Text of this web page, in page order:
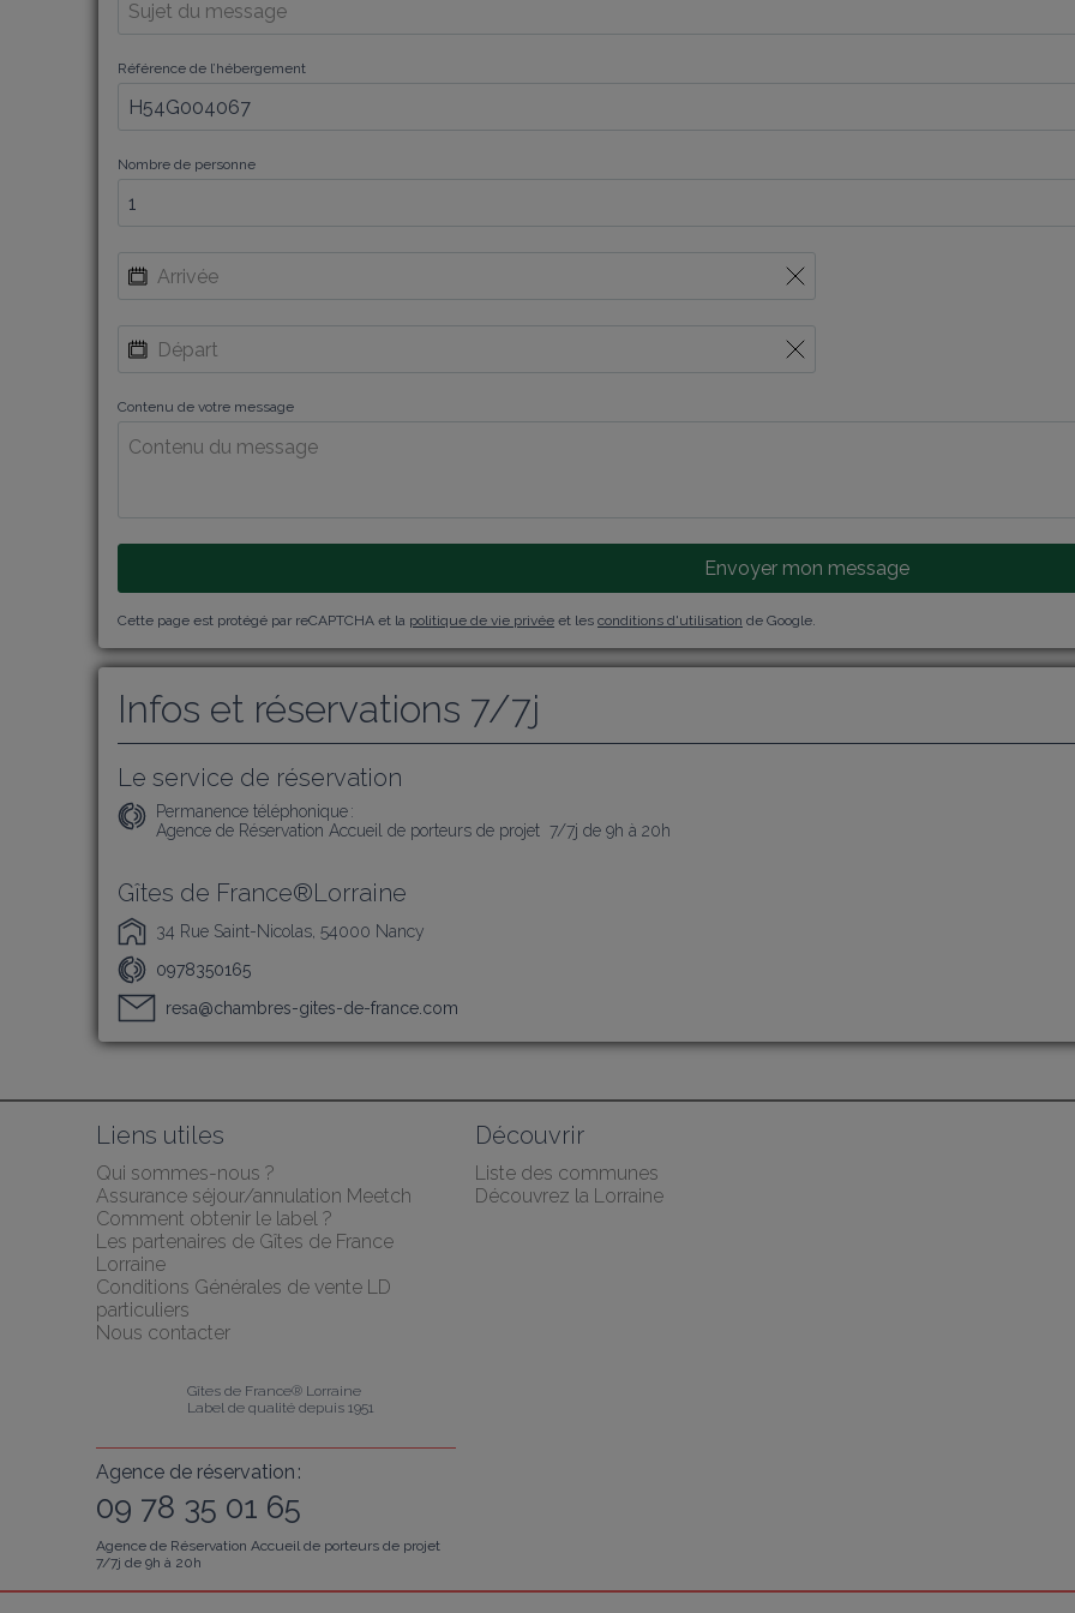
Référence de l’hébergement
Nombre de personne
Contenu de votre message
Envoyer mon message
Cette page est protégé par reCAPTCHA et la politique de vie privée et les conditions d'utilisation de Google.
Infos et réservations 7/7j
Le service de réservation
Permanence téléphonique :
Agence de Réservation Accueil de porteurs de projet  7/7j de 9h à 20h
Gîtes de France®Lorraine
34 Rue Saint-Nicolas, 54000 Nancy
0978350165
resa@chambres-gites-de-france.com
Liens utiles
Qui sommes-nous ?
Assurance séjour/annulation Meetch
Comment obtenir le label ?
Les partenaires de Gîtes de France
Lorraine
Conditions Générales de vente LD
particuliers
Nous contacter
Découvrir
Liste des communes
Découvrez la Lorraine
Gîtes de France® Lorraine
Label de qualité depuis 1951
Agence de réservation :
09 78 35 01 65
Agence de Réservation Accueil de porteurs de projet
7/7j de 9h à 20h